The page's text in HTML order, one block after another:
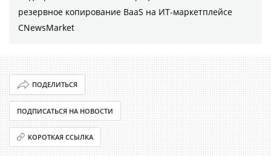
резервное копирование BaaS на ИТ-маркетплейсе
CNewsMarket
ПОДЕЛИТЬСЯ
ПОДПИСАТЬСЯ НА НОВОСТИ
КОРОТКАЯ ССЫЛКА